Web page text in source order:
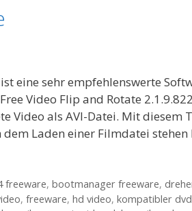
eine sehr empfehlenswerte
Video Flip and Rotate
Video als AVI-Datei. Mit diesem
Laden einer Filmdatei
freeware, bootmanager freeware,
, freeware, hd video, kompatibler